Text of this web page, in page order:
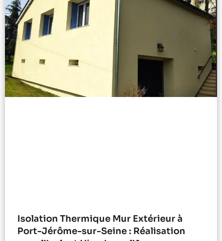
Isolation Thermique Mur Extérieur à
Port-Jérôme-sur-Seine : Réalisation